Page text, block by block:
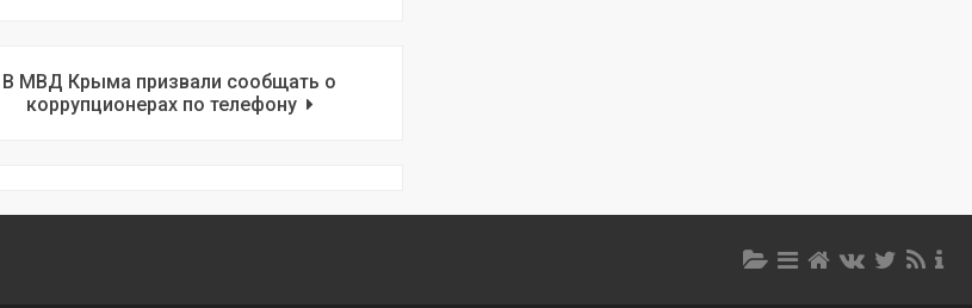
В МВД Крыма призвали сообщать о
коррупционерах по телефону